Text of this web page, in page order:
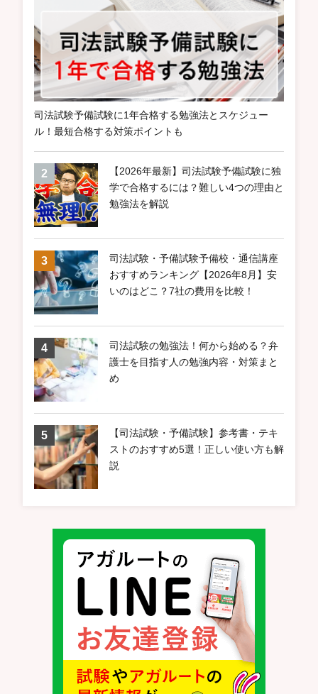
司法試験予備試験に1年合格する勉強法とスケジュー
ル！最短合格する対策ポイントも
【2026年最新】司法試験予備試験に独
学で合格するには？難しい4つの理由と
勉強法を解説
司法試験・予備試験予備校・通信講座
おすすめランキング【2026年8月】安
いのはどこ？7社の費用を比較！
司法試験の勉強法！何から始める？弁
護士を目指す人の勉強内容・対策まと
め
【司法試験・予備試験】参考書・テキ
ストのおすすめ5選！正しい使い方も解
説